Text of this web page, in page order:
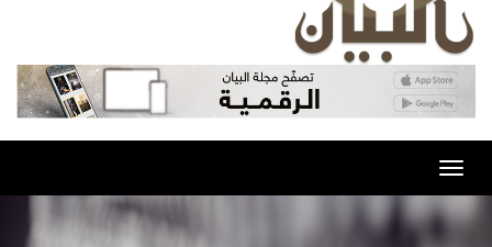
Toggle
navigation